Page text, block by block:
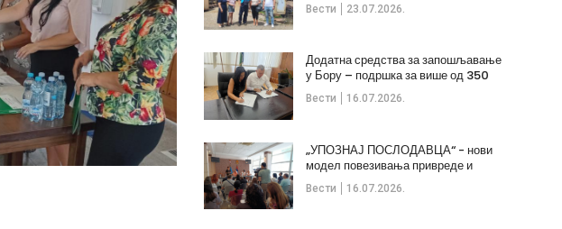
Вести 23.07.2026.
Вести 16.07.2026.
Додатна средства за запошљавање
у Бору – подршка за више од 350
незапослених
Вести 16.07.2026.
„УПОЗНАЈ ПОСЛОДАВЦА“ - нови
модел повезивања привреде и
стручних кадрова